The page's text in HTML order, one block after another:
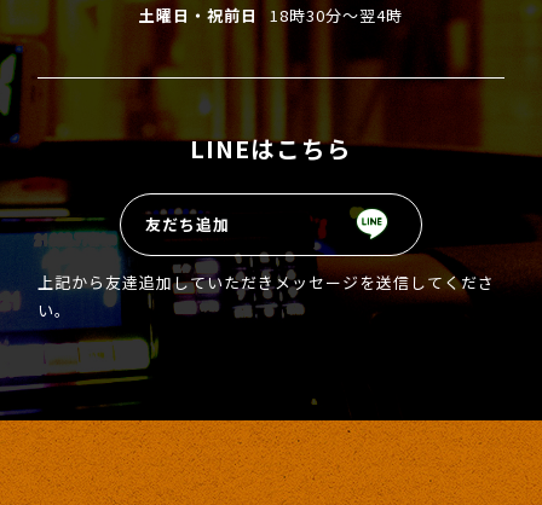
土曜日・祝前日
18時30分〜翌4時
LINEはこちら
友だち追加
上記から友達追加していただきメッセージを送信してくださ
い。